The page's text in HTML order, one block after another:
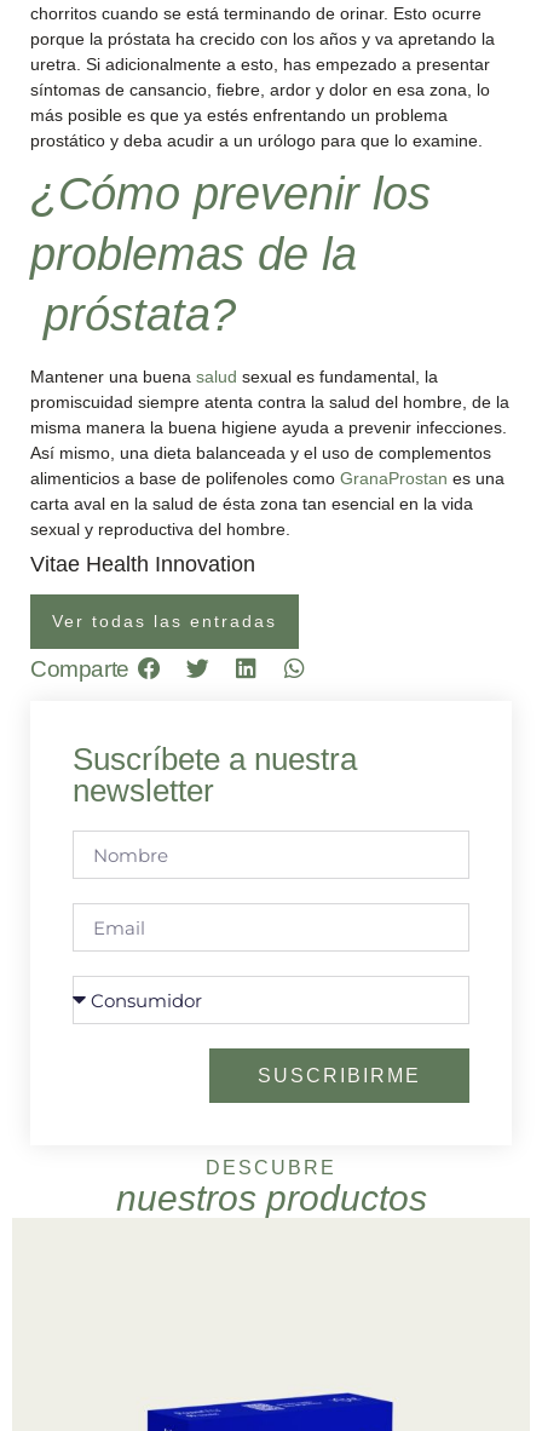
chorritos cuando se está terminando de orinar. Esto ocurre
porque la próstata ha crecido con los años y va apretando la
uretra. Si adicionalmente a esto, has empezado a presentar
síntomas de cansancio, fiebre, ardor y dolor en esa zona, lo
más posible es que ya estés enfrentando un problema
prostático y deba acudir a un urólogo para que lo examine.
¿Cómo prevenir los
problemas de la
próstata?
Mantener una buena salud sexual es fundamental, la
promiscuidad siempre atenta contra la salud del hombre, de la
misma manera la buena higiene ayuda a prevenir infecciones.
Así mismo, una dieta balanceada y el uso de complementos
alimenticios a base de polifenoles como GranaProstan es una
carta aval en la salud de ésta zona tan esencial en la vida
sexual y reproductiva del hombre.
Vitae Health Innovation
Ver todas las entradas
Comparte
Suscríbete a nuestra
newsletter
SUSCRIBIRME
DESCUBRE
nuestros productos